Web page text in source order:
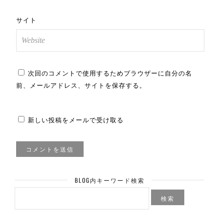
サイト
次回のコメントで使用するためブラウザーに自分の名
前、メールアドレス、サイトを保存する。
新しい投稿をメールで受け取る
BLOG内キーワード検索
検